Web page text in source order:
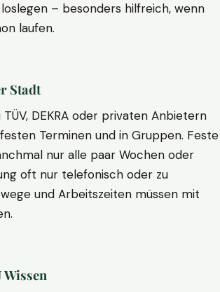
– besonders hilfreich, wenn
laufen.
Stadt
DEKRA oder privaten Anbietern
Terminen und in Gruppen. Feste
nur alle paar Wochen oder
oft nur telefonisch oder zu
und Arbeitszeiten müssen mit